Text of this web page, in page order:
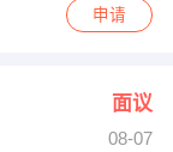
报传媒大厦B座15
申请
面议
08-07